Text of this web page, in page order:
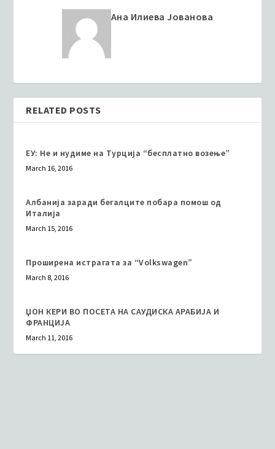
Ана Илиева Јованова
RELATED POSTS
ЕУ: Не и нудиме на Турција “бесплатно возење”
March 16, 2016
Албанија заради бегалците побара помош од
Италија
March 15, 2016
Проширена истрагата за “Volkswagen”
March 8, 2016
ЏОН КЕРИ ВО ПОСЕТА НА САУДИСКА АРАБИЈА И
ФРАНЦИЈА
March 11, 2016